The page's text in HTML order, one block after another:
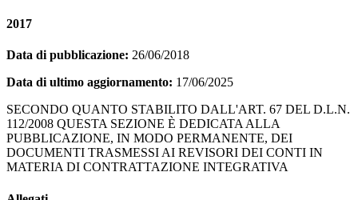
2017
Data di pubblicazione: 26/06/2018
Data di ultimo aggiornamento: 17/06/2025
SECONDO QUANTO STABILITO DALL'ART. 67 DEL D.L.N.
112/2008 QUESTA SEZIONE È DEDICATA ALLA
PUBBLICAZIONE, IN MODO PERMANENTE, DEI
DOCUMENTI TRASMESSI AI REVISORI DEI CONTI IN
MATERIA DI CONTRATTAZIONE INTEGRATIVA